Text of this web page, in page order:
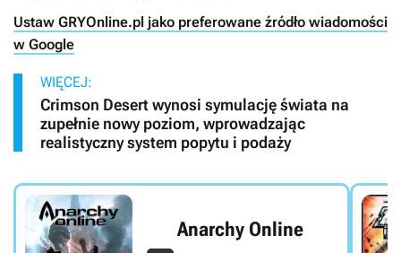
Ustaw GRYOnline.pl jako preferowane źródło wiadomości
w Google
WIĘCEJ:
Crimson Desert wynosi symulację świata na
zupełnie nowy poziom, wprowadzając
realistyczny system popytu i podaży
Anarchy Online